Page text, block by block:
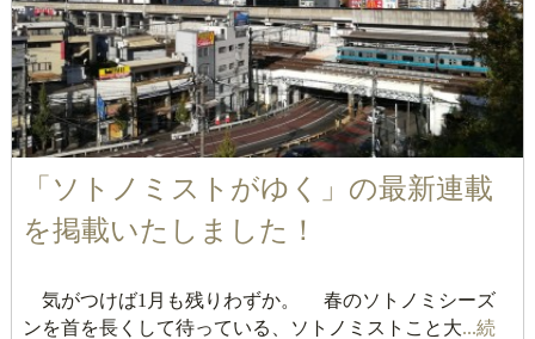
「ソトノミストがゆく」の最新連載
を掲載いたしました！
気がつけば1月も残りわずか。 春のソトノミシーズ
ンを首を長くして待っている、ソトノミストこと大...続